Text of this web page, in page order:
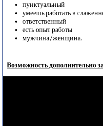
пунктуальный
умеешь работать в
ответственный
есть опыт работы
мужчина/женщина.
Возможность дополнительно